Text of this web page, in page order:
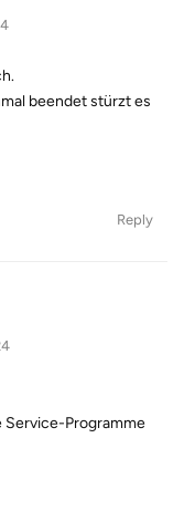
beendet stürzt es
Reply
Service-Programme